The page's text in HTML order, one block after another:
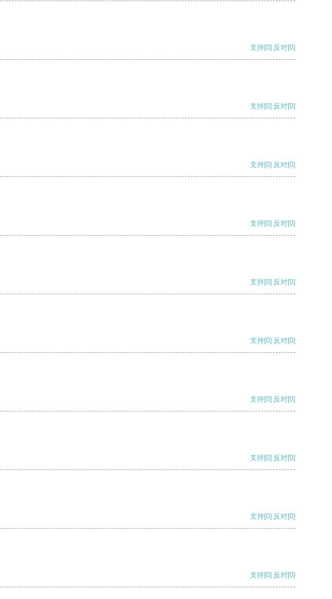
支持[0] 反对[0]
支持[0] 反对[0]
支持[0] 反对[0]
支持[0] 反对[0]
支持[0] 反对[0]
支持[0] 反对[0]
支持[0] 反对[0]
支持[0] 反对[0]
支持[0] 反对[0]
支持[0] 反对[0]